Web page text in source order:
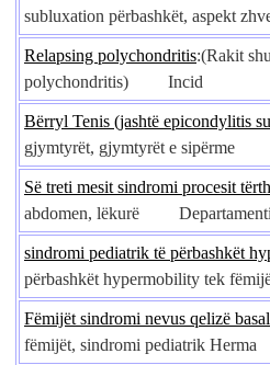
subluxation përbashkët, aspekt
Relapsing polychondritis:(Rakit
polychondritis) Incid
Bërryl Tenis (jashtë epicondylitis
gjymtyrët, gjymtyrët e sipërme
Së treti mesit sindromi procesit
abdomen, lëkurë
sindromi pediatrik të përbashkët
përbashkët hypermobility tek
Fëmijët sindromi nevus qelizë basal
fëmijët, sindromi pediatrik Herma